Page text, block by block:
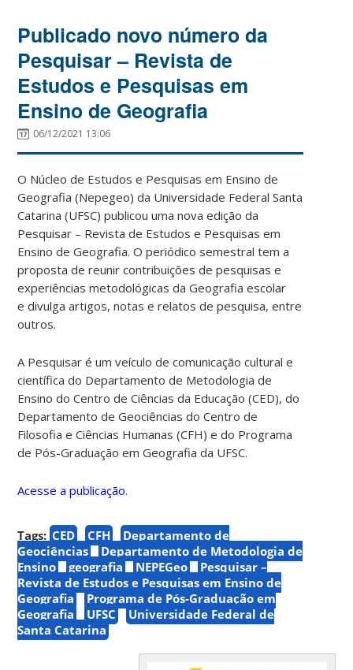
Publicado novo número da
Pesquisar – Revista de
Estudos e Pesquisas em
Ensino de Geografia
06/12/2021 13:06
O Núcleo de Estudos e Pesquisas em Ensino de
Geografia (Nepegeo) da Universidade Federal Santa
Catarina (UFSC) publicou uma nova edição da
Pesquisar – Revista de Estudos e Pesquisas em
Ensino de Geografia. O periódico semestral tem a
proposta de reunir contribuições de pesquisas e
experiências metodológicas da Geografia escolar
e divulga artigos, notas e relatos de pesquisa, entre
outros.
A Pesquisar é um veículo de comunicação cultural e
científica do Departamento de Metodologia de
Ensino do Centro de Ciências da Educação (CED), do
Departamento de Geociências do Centro de
Filosofia e Ciências Humanas (CFH) e do Programa
de Pós-Graduação em Geografia da UFSC.
Acesse a publicação.
Tags: CED CFH
Departamento de
Geociências
Departamento de Metodologia de
Ensino
geografia NEPEGeo
Pesquisar –
Revista de Estudos e Pesquisas em Ensino de
Geografia
Programa de Pós-Graduação em
Geografia
UFSC
Universidade Federal de
Santa Catarina